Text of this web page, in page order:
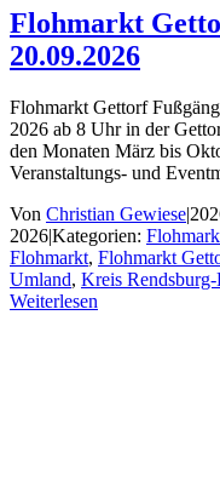
Flohmarkt
20.09.2026
Flohmarkt Gettorf
2026 ab 8 Uhr in der
den Monaten März bis
Veranstaltungs- und
Von Christian Gewiese|
2026|Kategorien:
Flohmarkt, Flohmarkt
Umland, Kreis
Weiterlesen